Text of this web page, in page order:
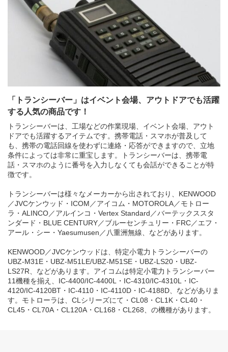
トップページ
選べる買取方法
買取実績
買取強化ブランド
よくある質問
お客様の声
新着情報
プライバシーポリシー
規約・同意書
本人確認書類アップロード
ガイド
買取価格表を
「トランシーバー」はイベント会場、アウトドアでも活躍
する人気の商品です！
トランシーバーは、工場などの作業現場、イベント会場、アウト
ドアでも活躍するアイテムです。携帯電話・スマホが普及して
も、携帯の電話回線を使わずに連絡・応答ができますので、立地
条件によっては非常に重宝します。トランシーバーは、携帯電
話・スマホのように番号を入力しなくても会話ができることが特
徴です。
トランシーバーは様々なメーカーから出されており、KENWOOD
／JVCケンウッド・ICOM／アイコム・MOTOROLA／モトロー
ラ・ALINCO／アルインコ・Vertex Standard／バーテックススタ
ンダード・BLUE CENTURY／ブルーセンチュリー・FRC／エフ・
アール・シー・Yaesumusen／八重洲無線、などがあります。
KENWOOD／JVCケンウッドは、特定小電力トランシーバーの
UBZ-M31E・UBZ-M51LE/UBZ-M51SE・UBZ-LS20・UBZ-
LS27R、などがあります。アイコムは特定小電力トランシーバー
11機種を揃え、IC-4400/IC-4400L・IC-4310/IC-4310L・IC-
4120/IC-4120BT・IC-4110・IC-4110D・IC-4188D、などがありま
す。モトローラは、CLシリーズにて・CL08・CL1K・CL40・
CL45・CL70A・CL120A・CL168・CL268、の機種があります。